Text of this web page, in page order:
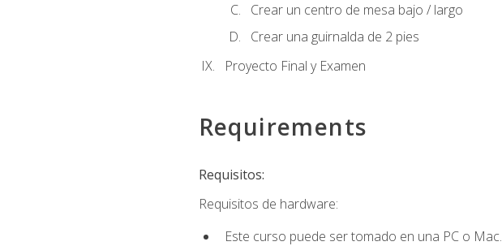
Crear un centro de mesa bajo / largo
Crear una guirnalda de 2 pies
Proyecto Final y Examen
Requirements
Requisitos:
Requisitos de hardware:
Este curso puede ser tomado en una PC o Mac.